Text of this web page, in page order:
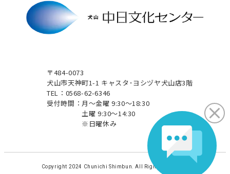
〒484-0073
犬山市天神町1-1 キャスタ･ヨシヅヤ犬山店3階
TEL：0568-62-6346
受付時間： 月～金曜 9:30～18:30
土曜 9:30～14:30
※日曜休み
Copyright 2024 Chunichi Shimbun. All Rights Reserved.